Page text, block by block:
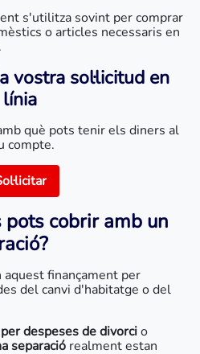
s'utilitza sovint per comprar
o articles necessaris en
vostra sol·licitud en
línia
què pots tenir els diners al
compte.
cobrir amb un
finançament per
del canvi d'habitatge o del
despeses de divorcio
separació realment estan